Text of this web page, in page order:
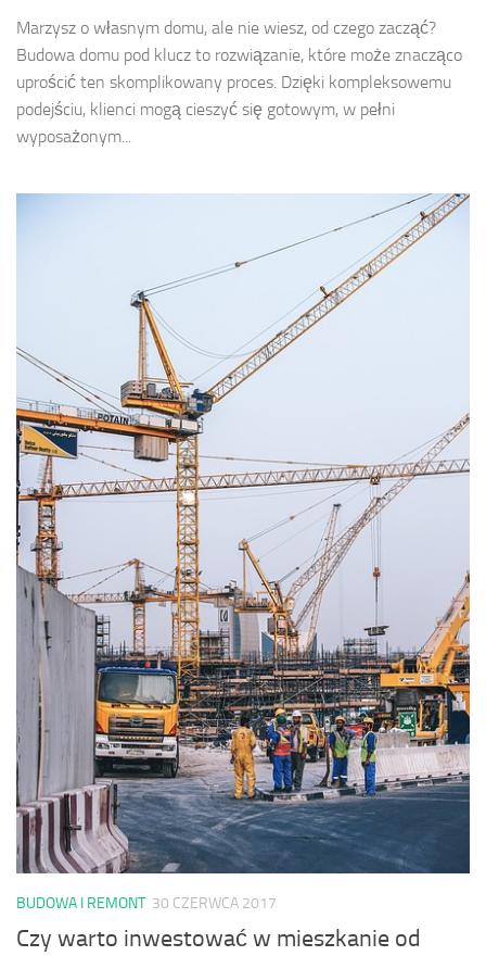
Marzysz o własnym domu, ale nie wiesz, od czego zacząć?
Budowa domu pod klucz to rozwiązanie, które może znacząco
uprościć ten skomplikowany proces. Dzięki kompleksowemu
podejściu, klienci mogą cieszyć się gotowym, w pełni
wyposażonym...
BUDOWA I REMONT 30 CZERWCA 2017
Czy warto inwestować w mieszkanie od